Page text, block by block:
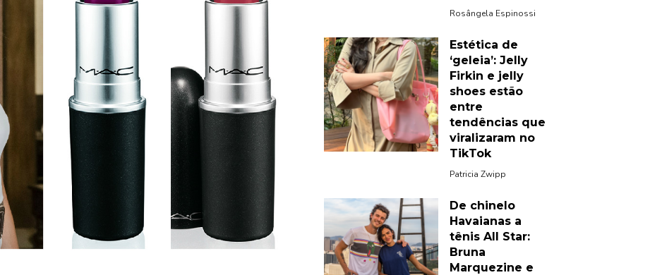
Rosângela Espinossi
Estética de
‘geleia’: Jelly
Firkin e jelly
shoes estão
entre
tendências que
viralizaram no
TikTok
Patricia Zwipp
De chinelo
Havaianas a
tênis All Star:
Bruna
Marquezine e